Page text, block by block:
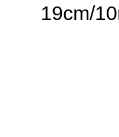
19cm/